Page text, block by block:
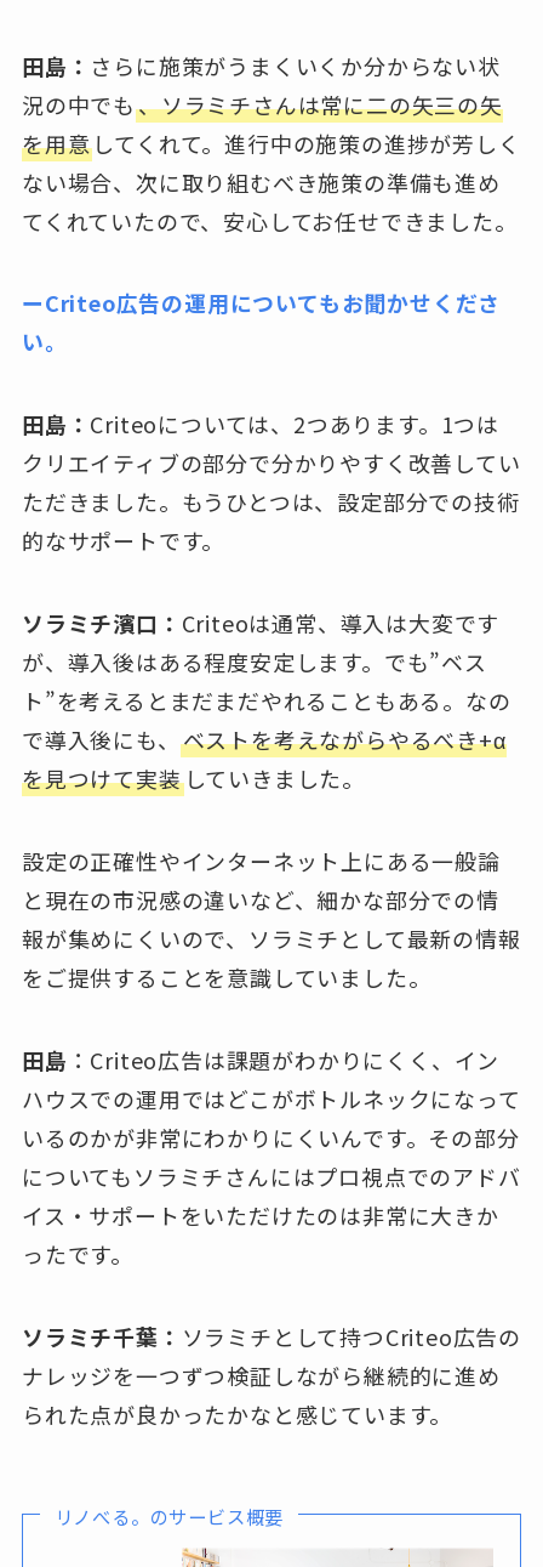
田島： さらに施策がうまくいくか分からない状
況の中でも、ソラミチさんは常に二の矢三の矢
を用意 してくれて。進行中の施策の進捗が芳しく
ない場合、次に取り組むべき施策の準備も進め
てくれていたので、安心してお任せできました。
ーCriteo広告の運用についてもお聞かせくださ
い。
田島： Criteoについては、2つあります。1つは
クリエイティブの部分で分かりやすく改善してい
ただきました。もうひとつは、設定部分での技術
的なサポートです。
ソラミチ濱口： Criteoは通常、導入は大変です
が、導入後はある程度安定します。でも”ベス
ト”を考えるとまだまだやれることもある。なの
で導入後にも、 ベストを考えながらやるべき+α
を見つけて実装していきました。
設定の正確性やインターネット上にある一般論
と現在の市況感の違いなど、細かな部分での情
報が集めにくいので、ソラミチとして最新の情報
をご提供することを意識していました。
田島 ：Criteo広告は課題がわかりにくく、イン
ハウスでの運用ではどこがボトルネックになって
いるのかが非常にわかりにくいんです。その部分
についてもソラミチさんにはプロ視点でのアドバ
イス・サポートをいただけたのは非常に大きか
ったです。
ソラミチ千葉： ソラミチとして持つCriteo広告の
ナレッジを一つずつ検証しながら継続的に進め
られた点が良かったかなと感じています。
リノべる。のサービス概要